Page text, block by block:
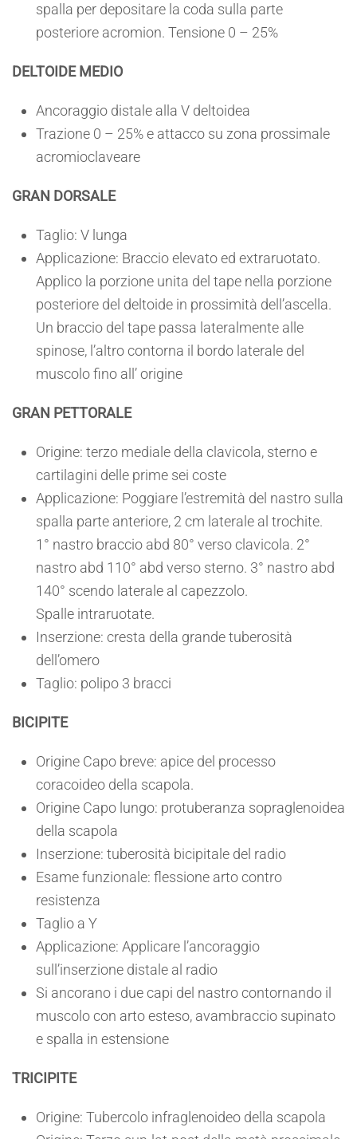
spalla per depositare la coda sulla parte
posteriore acromion. Tensione 0 – 25%
DELTOIDE MEDIO
Ancoraggio distale alla V deltoidea
Trazione 0 – 25% e attacco su zona prossimale
acromioclaveare
GRAN DORSALE
Taglio: V lunga
Applicazione: Braccio elevato ed extraruotato.
Applico la porzione unita del tape nella porzione
posteriore del deltoide in prossimità dell’ascella.
Un braccio del tape passa lateralmente alle
spinose, l’altro contorna il bordo laterale del
muscolo fino all’ origine
GRAN PETTORALE
Origine: terzo mediale della clavicola, sterno e
cartilagini delle prime sei coste
Applicazione: Poggiare l’estremità del nastro sulla
spalla parte anteriore, 2 cm laterale al trochite.
1° nastro braccio abd 80° verso clavicola. 2°
nastro abd 110° abd verso sterno. 3° nastro abd
140° scendo laterale al capezzolo.
Spalle intraruotate.
Inserzione: cresta della grande tuberosità
dell’omero
Taglio: polipo 3 bracci
BICIPITE
Origine Capo breve: apice del processo
coracoideo della scapola.
Origine Capo lungo: protuberanza sopraglenoidea
della scapola
Inserzione: tuberosità bicipitale del radio
Esame funzionale: flessione arto contro
resistenza
Taglio a Y
Applicazione: Applicare l’ancoraggio
sull’inserzione distale al radio
Si ancorano i due capi del nastro contornando il
muscolo con arto esteso, avambraccio supinato
e spalla in estensione
TRICIPITE
Origine: Tubercolo infraglenoideo della scapola